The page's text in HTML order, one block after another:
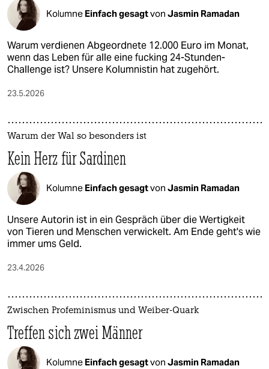
Kolumne Einfach gesagtvon Jasmin Ramadan
Warum verdienen Abgeordnete 12.000 Euro im Monat,
wenn das Leben für alle eine fucking 24-Stunden-
Challenge ist? Unsere Kolumnistin hat zugehört.
23.5.2026
Warum der Wal so besonders ist
Kein Herz für Sardinen
Kolumne Einfach gesagtvon Jasmin Ramadan
Unsere Autorin ist in ein Gespräch über die Wertigkeit
von Tieren und Menschen verwickelt. Am Ende geht's wie
immer ums Geld.
23.4.2026
Zwischen Profeminismus und Weiber-Quark
Treffen sich zwei Männer
Kolumne Einfach gesagtvon Jasmin Ramadan